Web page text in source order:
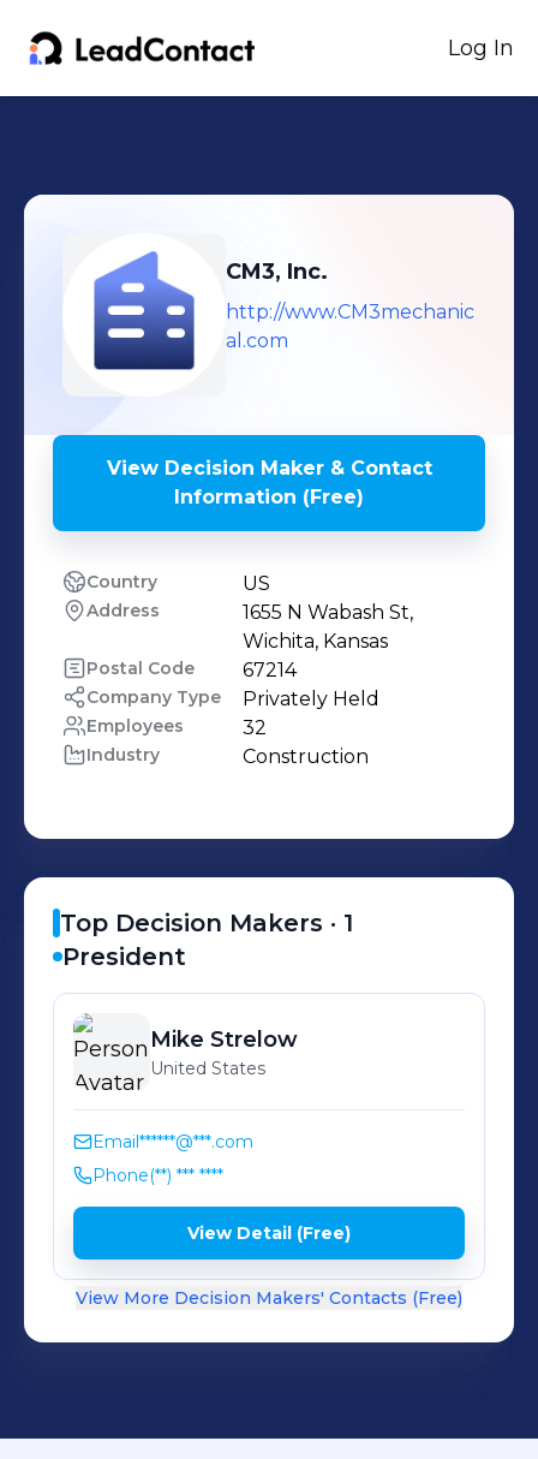
Log In
CM3, Inc.
http://www.CM3mechanic
al.com
View Decision Maker & Contact
Information (Free)
Country US
Address
1655 N Wabash St,
Wichita, Kansas
Postal Code 67214
Company Type Privately Held
Employees 32
Industry Construction
Top Decision Makers · 1
President
Mike Strelow
United States
Email******@***.com
Phone(**) *** ****
View Detail (Free)
View More Decision Makers' Contacts (Free)